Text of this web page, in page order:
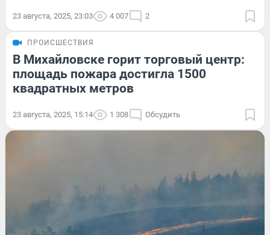
23 августа, 2025, 23:03 4 007 2
ПРОИСШЕСТВИЯ
В Михайловске горит торговый центр:
площадь пожара достигла 1500
квадратных метров
23 августа, 2025, 15:14 1 308 Обсудить